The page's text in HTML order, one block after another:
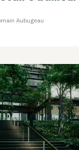
Aubugeau